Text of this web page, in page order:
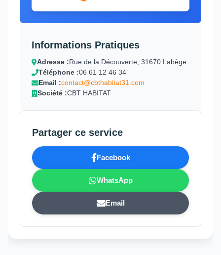
Informations Pratiques
Adresse :Rue de la Découverte, 31670 Labège
Téléphone :06 61 12 46 34
Email :contact@cbthabitat31.com
Société :CBT HABITAT
Partager ce service
Facebook
WhatsApp
Email